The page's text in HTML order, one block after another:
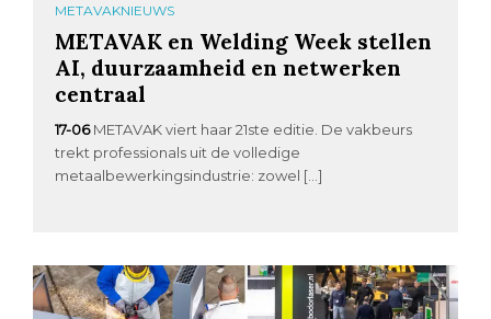
METAVAKNIEUWS
METAVAK en Welding Week stellen
AI, duurzaamheid en netwerken
centraal
17-06 METAVAK viert haar 21ste editie. De vakbeurs
trekt professionals uit de volledige
metaalbewerkingsindustrie: zowel […]